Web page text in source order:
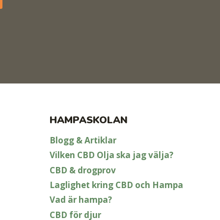
HAMPASKOLAN
Blogg & Artiklar
Vilken CBD Olja ska jag välja?
CBD & drogprov
Laglighet kring CBD och Hampa
Vad är hampa?
CBD för djur